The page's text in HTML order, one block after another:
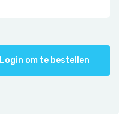
Login om te bestellen